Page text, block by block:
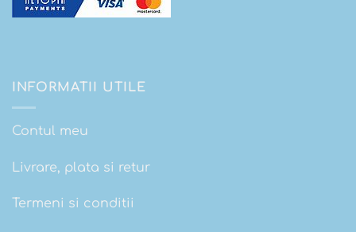
INFORMATII UTILE
Contul meu
Livrare, plata si retur
Termeni si conditii